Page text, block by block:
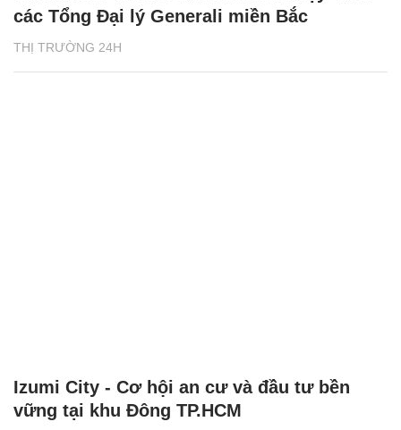
THỊ TRƯỜNG 24H
các Tổng Đại lý Generali miền Bắc
Izumi City - Cơ hội an cư và đầu tư bền
vững tại khu Đông TP.HCM